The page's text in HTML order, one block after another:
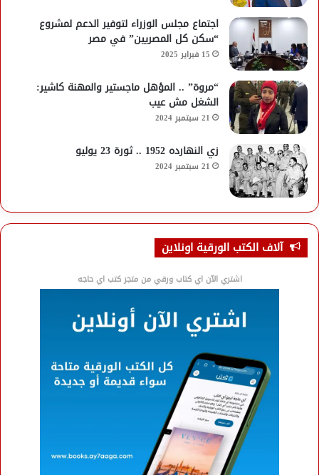
اجتماع مجلس الوزراء لتوفير الدعم لمشروع
“سكن كل المصريين” في مصر
15 فبراير 2025
“مروة” .. المؤهل ماجستير والمهنة كاشير:
الشغل مش عيب
21 سبتمبر 2024
زي النهارده 1952 .. ثورة 23 يوليو
21 سبتمبر 2024
آلاف الكتب الورقية اونلاين
اشتري الآن اي كتاب ورقي من متجر كتب اي حاجه